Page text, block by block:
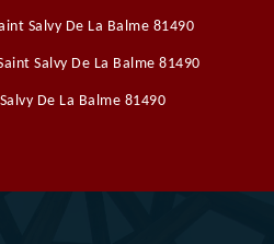
Salvy De La Balme 81490
Salvy De La Balme 81490
De La Balme 81490